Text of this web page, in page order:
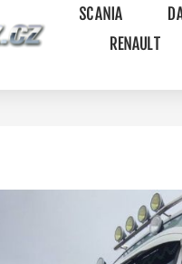
SCANIA
RENAULT